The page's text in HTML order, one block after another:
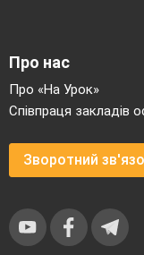
Про нас
Про «На Урок»
Співпраця закладів
Зворотний